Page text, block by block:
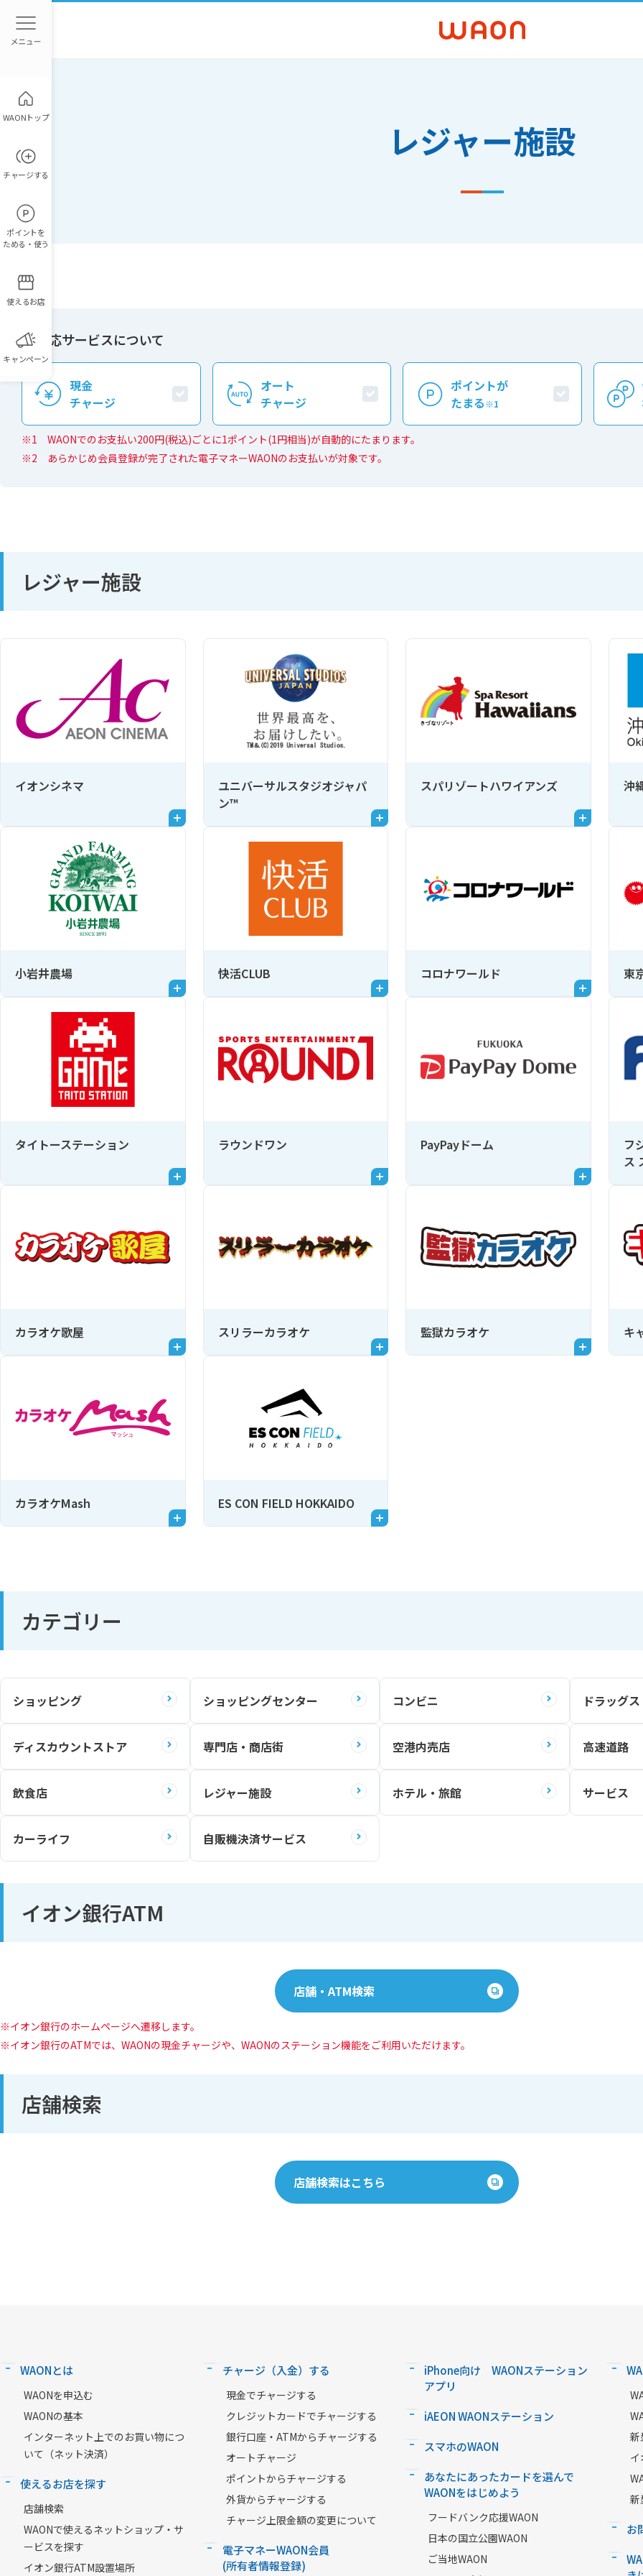
WAONトップ
チャージする
ポイントを
ためる・使う
使えるお店
キャンペーン
レジャー施設
対応サービスについて
現⾦
チャージ
オート
チャージ
ポイントが
たまる※1
WAONでのお支払い200円(税込)ごとに1ポイント(1円相当)が自動的にたまります。
あらかじめ会員登録が完了された電子マネーWAONのお支払いが対象です。
レジャー施設
イオンシネマ
ユニバーサルスタジオジャパ
ン™
スパリゾートハワイアンズ 沖
小岩井農場 快活CLUB コロナワールド 東
タイトーステーション ラウンドワン PayPayドーム
フ
ス
カラオケ歌屋 スリラーカラオケ 監獄カラオケ キ
カラオケMash ES CON FIELD HOKKAIDO
カテゴリー
ショッピング ショッピングセンター コンビニ ドラッグ
ディスカウントストア 専門店・商店街 空港内売店 高速道路
飲食店 レジャー施設 ホテル・旅館 サービス
カーライフ 自販機決済サービス
イオン銀行ATM
店舗・ATM検索
イオン銀行のホームページへ遷移します。
イオン銀⾏のATMでは、WAONの現⾦チャージや、WAONのステーション機能をご利⽤いただけます。
店舗検索
店舗検索はこちら
WAONとは
WAONを申込む
WAONの基本
インターネット上でのお買い物につ
いて（ネット決済）
使えるお店を探す
店舗検索
WAONで使えるネットショップ・サ
ービスを探す
イオン銀行ATM設置場所
チャージ（入金）する
現金でチャージする
クレジットカードでチャージする
銀行口座・ATMからチャージする
オートチャージ
ポイントからチャージする
外貨からチャージする
チャージ上限金額の変更について
電子マネーWAON会員
(所有者情報登録)
iPhone向け WAONステーション
アプリ
iAEON WAONステーション
スマホのWAON
あなたにあったカードを選んで
WAONをはじめよう
フードバンク応援WAON
日本の国立公園WAON
ご当地WAON
新
イ
新
お